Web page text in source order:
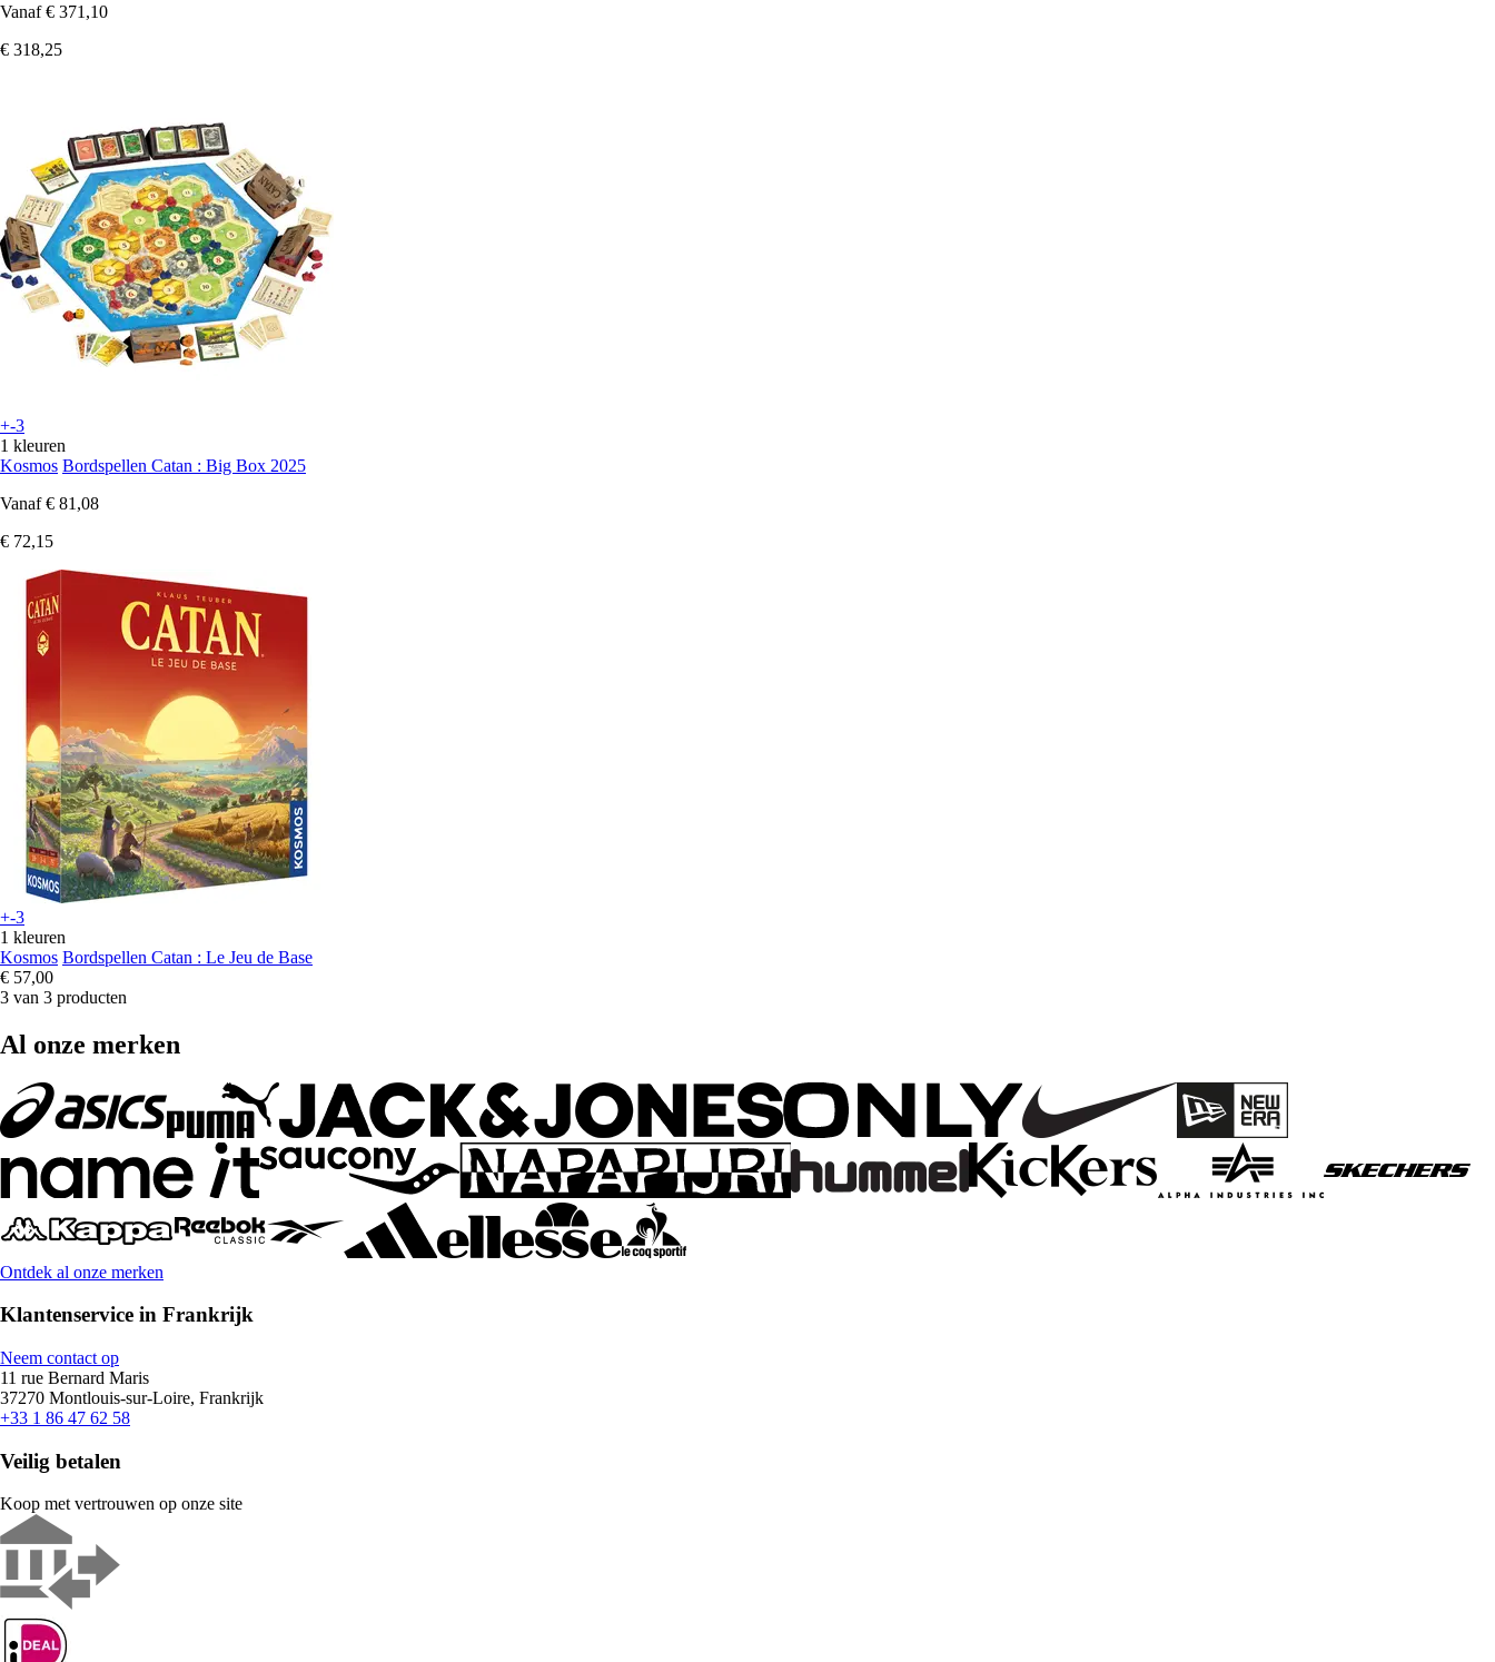
Vanaf € 371,10
€ 318,25
+-3
1 kleuren
Kosmos Bordspellen Catan : Big Box 2025
Vanaf € 81,08
€ 72,15
+-3
1 kleuren
Kosmos Bordspellen Catan : Le Jeu de Base
€ 57,00
3 van 3 producten
Al onze merken
Ontdek al onze merken
Klantenservice in Frankrijk
Neem contact op
11 rue Bernard Maris
37270 Montlouis-sur-Loire, Frankrijk
+33 1 86 47 62 58
Veilig betalen
Koop met vertrouwen op onze site